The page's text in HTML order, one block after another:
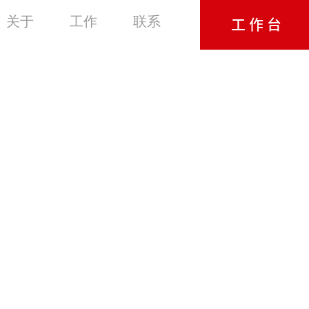
关于 工作 联系 工作台